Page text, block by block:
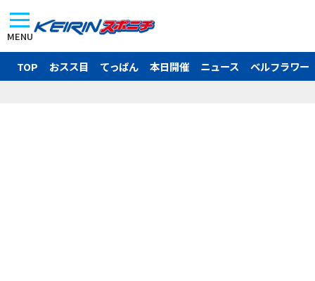
MENU
TOP おスス目 てっぱん 本日開催 ニュース ベルフラワー